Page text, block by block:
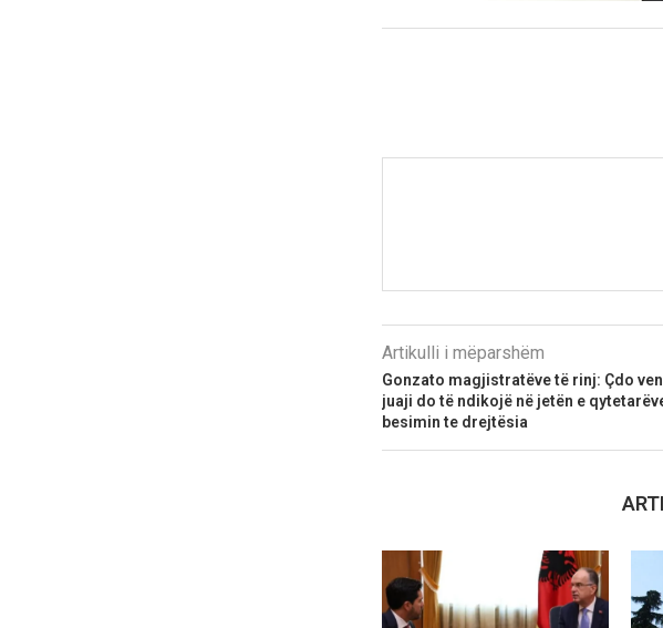
Artikulli i mëparshëm
Gonzato magjistratëve të rinj: Çdo
juaji do të ndikojë në jetën e
besimin te drejtësia